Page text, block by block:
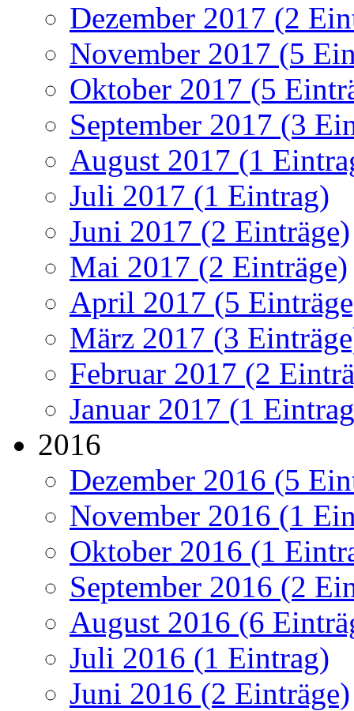
Dezember 2017 (2
November 2017 (5
Oktober 2017 (5
September 2017 (3
August 2017 (1
Juli 2017 (1 Eintrag)
Juni 2017 (2 Einträge)
Mai 2017 (2 Einträge)
April 2017 (5
März 2017 (3
Februar 2017 (2
Januar 2017 (1
2016
Dezember 2016 (5
November 2016 (1
Oktober 2016 (1
September 2016 (2
August 2016 (6
Juli 2016 (1 Eintrag)
Juni 2016 (2 Einträge)